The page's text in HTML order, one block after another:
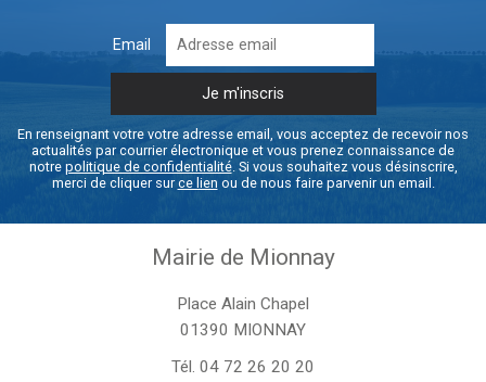
Email
En renseignant votre votre adresse email, vous acceptez de recevoir nos
actualités par courrier électronique et vous prenez connaissance de
notre politique de confidentialité. Si vous souhaitez vous désinscrire,
merci de cliquer surce lien ou de nous faire parvenir un email.
Mairie de Mionnay
Place Alain Chapel
01390 MIONNAY
Tél. 04 72 26 20 20